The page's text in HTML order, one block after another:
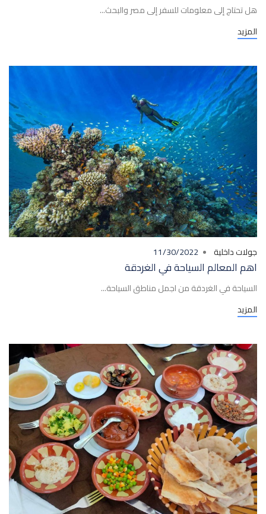
هل تحتاج إلى معلومات للسفر إلى مصر والبحث...
المزيد
جولات داخلية
اهم المعالم السياحة في الغردقة
السياحة في الغردقة من اجمل مناطق السياحة...
المزيد